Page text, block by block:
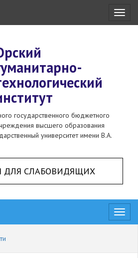
государственного бюджетного
высшего образования
университет имени В.А.
ДЛЯ СЛАБОВИДЯЩИХ